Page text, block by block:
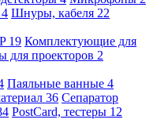
4 Шнуры, кабеля 22
19 Комплектующие для
для проекторов 2
Паяльные ванные 4
36 Сепаратор
PostCard, тестеры 12